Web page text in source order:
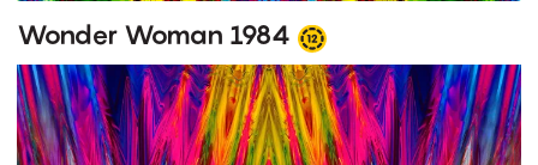
Wonder Woman 1984